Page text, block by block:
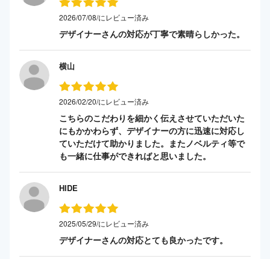
2026/07/08/にレビュー済み
デザイナーさんの対応が丁寧で素晴らしかった。
横山
2026/02/20/にレビュー済み
こちらのこだわりを細かく伝えさせていただいた
にもかかわらず、デザイナーの方に迅速に対応し
ていただけて助かりました。またノベルティ等で
も一緒に仕事ができればと思いました。
HIDE
2025/05/29/にレビュー済み
デザイナーさんの対応とても良かったです。